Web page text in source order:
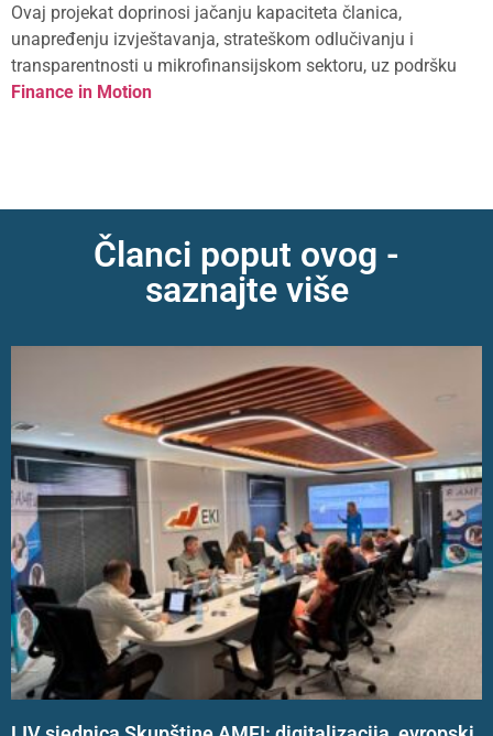
Ovaj projekat doprinosi jačanju kapaciteta članica,
unapređenju izvještavanja, strateškom odlučivanju i
transparentnosti u mikrofinansijskom sektoru, uz podršku
Finance in Motion
Članci poput ovog -
saznajte više